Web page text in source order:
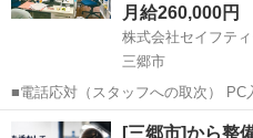
月給260,000円
株式会社セイフテ
三郷市
■電話応対（スタッフへの取次） PC
配置などのスケジュール入力） 入出
埼玉 三郷市 一般事務
[三郷市]から整